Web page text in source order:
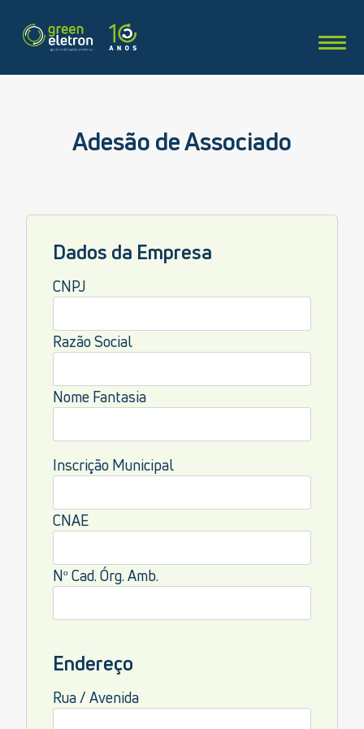
Adesão de Associado
Dados da Empresa
CNPJ
Razão Social
Nome Fantasia
Inscrição Municipal
CNAE
Nº Cad. Órg. Amb.
Endereço
Rua / Avenida